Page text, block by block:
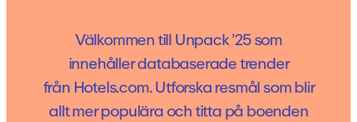
Välkommen till Unpack ’25 som
innehåller databaserade trender
från Hotels.com. Utforska resmål som blir
allt mer populära och titta på boenden